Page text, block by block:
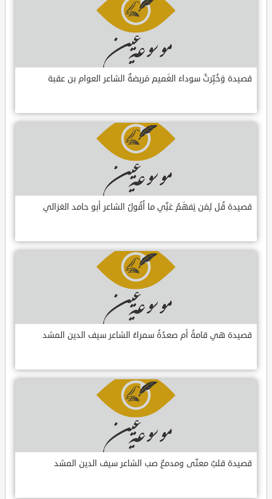
قصيدة وَخُبِّرتُ سوداءَ الغَميم مَريضةٌ الشاعر العوام بن عقبة
قصيدة قُل لِمَن يَفهَمُ عَنِّي ما أَقُولُ الشاعر أبو حامد الغزالي
قصيدة هي قامةُ أم صعدُةُ سمراءُ الشاعر سيف الدين المشد
قصيدة قلبٌ معنّى ومدمعٌ صب الشاعر سيف الدين المشد